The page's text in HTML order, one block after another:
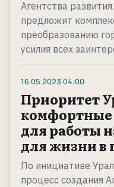
Агентства
предложит
преобразованию
усилия всех
16.05.2023 04:00
Приоритет
комфортные
для работы
для жизни в
По инициативе
процесс создания